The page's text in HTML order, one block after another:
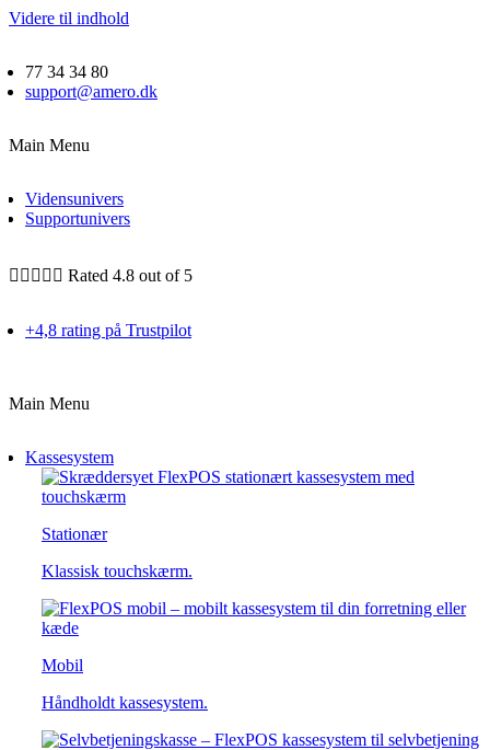
Videre til indhold
77 34 34 80
support@amero.dk
Main Menu
Vidensunivers
Supportunivers
     Rated 4.8 out of 5
+4,8 rating på Trustpilot
Main Menu
Kassesystem
Stationær
Klassisk touchskærm.
Mobil
Håndholdt kassesystem.